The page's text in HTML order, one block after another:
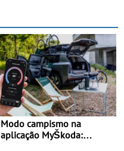
Modo campismo na
aplicação MyŠkoda: